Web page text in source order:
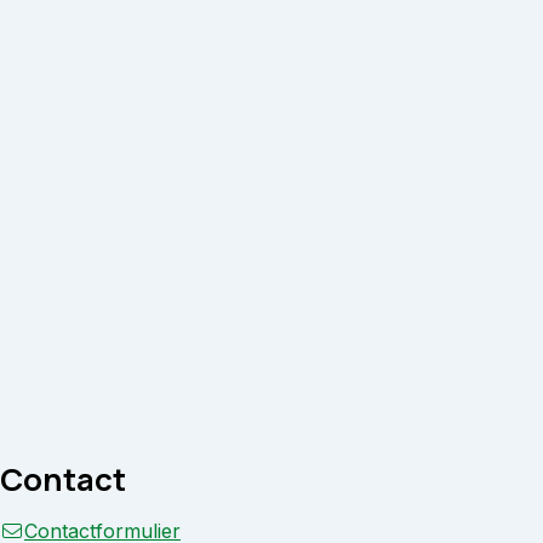
Contact
Contactformulier